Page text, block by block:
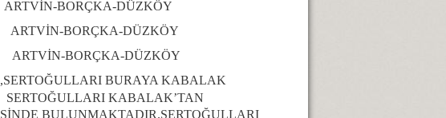
BORÇKA-DÜZKÖY
BORÇKA-DÜZKÖY
BORÇKA-DÜZKÖY
BURAYA KABALAK
KABALAK’TAN
BULUNMAKTADIR.SERTOĞULLARI